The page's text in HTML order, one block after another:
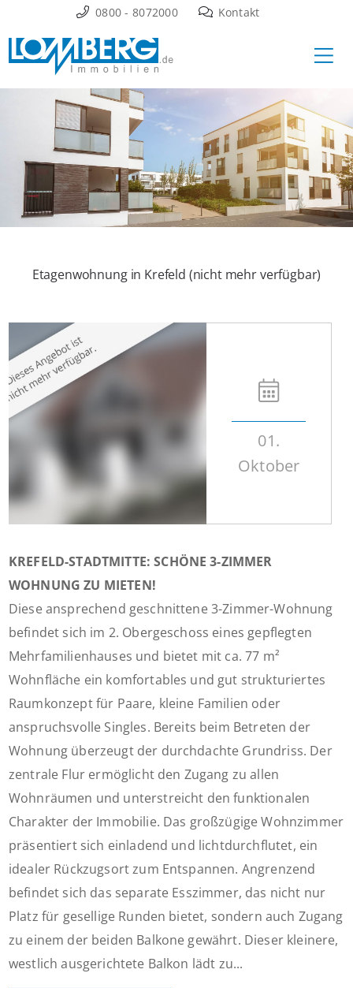
Inhalt
springen
0800 - 8072000 Kontakt
Etagenwohnung in Krefeld (nicht mehr verfügbar)
01.
Oktober
KREFELD-STADTMITTE: SCHÖNE 3-ZIMMER
WOHNUNG ZU MIETEN!
Diese ansprechend geschnittene 3-Zimmer-Wohnung
befindet sich im 2. Obergeschoss eines gepflegten
Mehrfamilienhauses und bietet mit ca. 77 m²
Wohnfläche ein komfortables und gut strukturiertes
Raumkonzept für Paare, kleine Familien oder
anspruchsvolle Singles. Bereits beim Betreten der
Wohnung überzeugt der durchdachte Grundriss. Der
zentrale Flur ermöglicht den Zugang zu allen
Wohnräumen und unterstreicht den funktionalen
Charakter der Immobilie. Das großzügige Wohnzimmer
präsentiert sich einladend und lichtdurchflutet, ein
idealer Rückzugsort zum Entspannen. Angrenzend
befindet sich das separate Esszimmer, das nicht nur
Platz für gesellige Runden bietet, sondern auch Zugang
zu einem der beiden Balkone gewährt. Dieser kleinere,
westlich ausgerichtete Balkon lädt zu...